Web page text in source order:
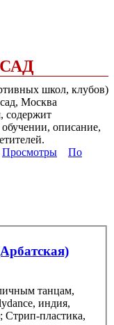
школ, клубов)
Москва
содержит
описание,
Просмотры
По
танцам,
индия,
Стрип-пластика,